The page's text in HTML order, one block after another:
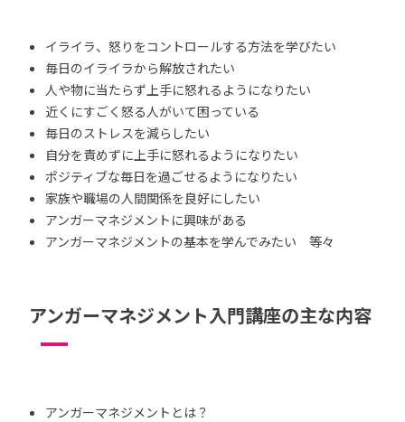
イライラ、怒りをコントロールする方法を学びたい
毎日のイライラから解放されたい
人や物に当たらず上手に怒れるようになりたい
近くにすごく怒る人がいて困っている
毎日のストレスを減らしたい
自分を責めずに上手に怒れるようになりたい
ポジティブな毎日を過ごせるようになりたい
家族や職場の人間関係を良好にしたい
アンガーマネジメントに興味がある
アンガーマネジメントの基本を学んでみたい 等々
アンガーマネジメント入門講座の主な内容
アンガーマネジメントとは？